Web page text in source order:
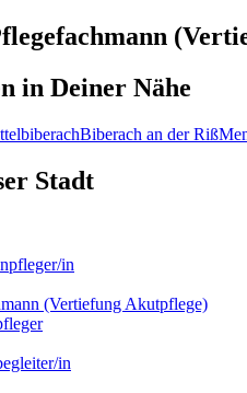
in Deiner Nähe
Biberach an der Riß
Stadt
in
(Vertiefung Akutpflege)
in